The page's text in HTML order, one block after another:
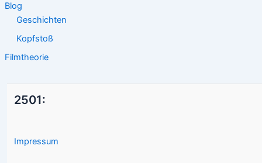
Blog
Geschichten
Kopfstoß
Filmtheorie
2501:
Impressum